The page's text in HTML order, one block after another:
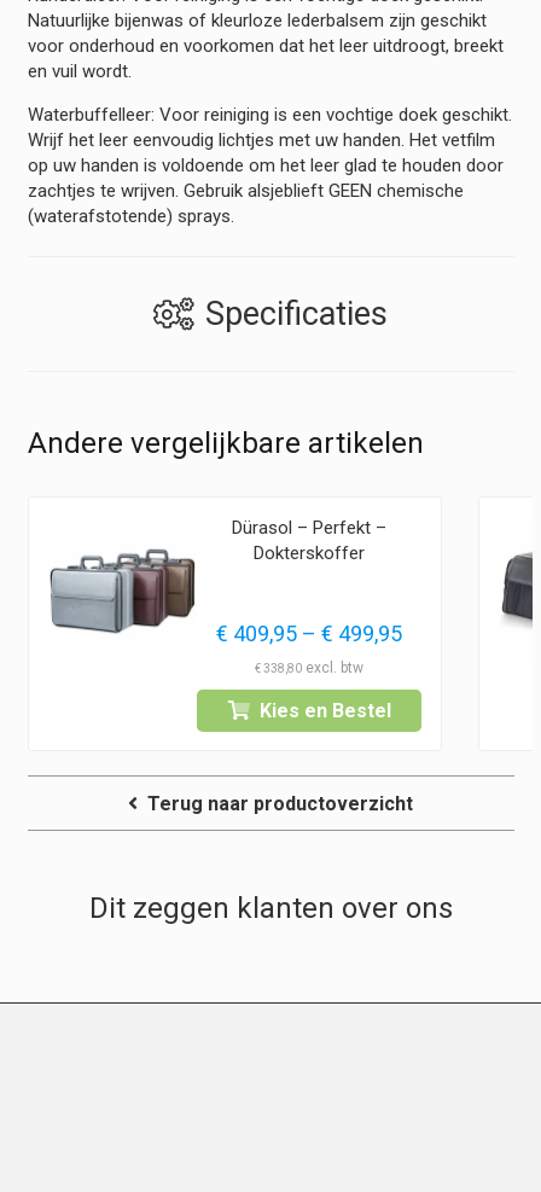
Natuurlijke bijenwas of kleurloze lederbalsem zijn geschikt
voor onderhoud en voorkomen dat het leer uitdroogt, breekt
en vuil wordt.
Waterbuffelleer: Voor reiniging is een vochtige doek geschikt.
Wrijf het leer eenvoudig lichtjes met uw handen. Het vetfilm
op uw handen is voldoende om het leer glad te houden door
zachtjes te wrijven. Gebruik alsjeblieft GEEN chemische
(waterafstotende) sprays.
Specificaties
Andere vergelijkbare artikelen
Dürasol – Perfekt –
Dokterskoffer
€ 409,95 – € 499,95Prijsklasse:
tot
€ 499,95
€338,80
Kies en Bestel
Terug naar productoverzicht
Dit zeggen klanten over ons